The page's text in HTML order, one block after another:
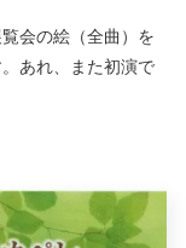
会の絵（全曲）を
あれ、また初演で